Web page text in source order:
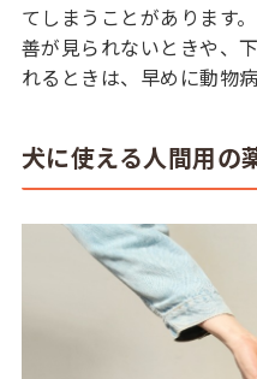
てしまうことがあります
善が見られないときや、
れるときは、早めに動物
犬に使える人間用の